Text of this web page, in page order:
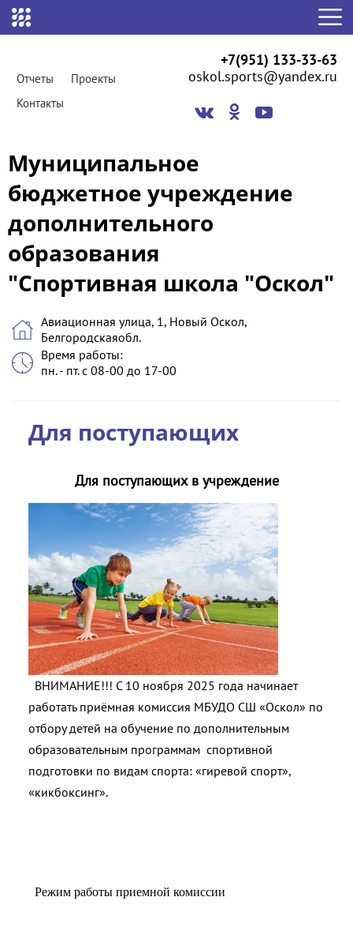
Отчеты
Проекты
Контакты
+7(951) 133-33-63
oskol.sports@yandex.ru
Муниципальное
бюджетное учреждение
дополнительного
образования
"Спортивная школа "Оскол"
Авиационная улица, 1, Новый Оскол,
Белгородскаяобл.
Время работы:
пн. - пт. с 08-00 до 17-00
Для поступающих
Для поступающих в учреждение
ВНИМАНИЕ!!! С 10 ноября 2025 года начинает
работать приёмная комиссия МБУДО СШ «Оскол» по
отбору детей на обучение по дополнительным
образовательным программам спортивной
подготовки по видам спорта: «гиревой спорт»,
«кикбоксинг».
Режим работы приемной комиссии